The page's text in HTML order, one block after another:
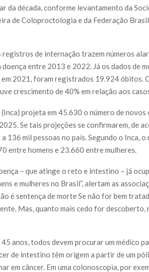
da década, conforme levantamento da
de Coloproctologia e da Federação
registros de internação trazem números
doença entre 2013 e 2022. Já os dados de
2021, foram registrados 19.924 óbitos.
crescimento de 40% em relação aos
projeta em 45.630 o número de novos
Se tais projeções se confirmarem, de
136 mil pessoas no país. Segundo o Inca,
entre homens e 23.660 entre mulheres.
– que atinge o reto e intestino – já
e mulheres no Brasil”, alertam as
é sentença de morte Se não for bem
Mas, quanto mais cedo for descoberto,
anos, todos devem procurar um médico
de intestino têm origem a partir de um
em câncer. Em uma colonoscopia, por